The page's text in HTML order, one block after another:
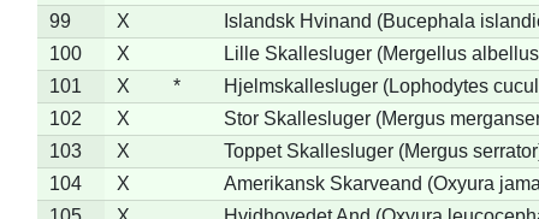
99 X
Islandsk Hvinand (Bucephala
100
X
Lille Skallesluger (Mergellus
101
X *
Hjelmskallesluger (Lophodytes
102
X
Stor Skallesluger (Mergus
103
X
Toppet Skallesluger (Mergus
104
X
Amerikansk Skarveand (Oxyura